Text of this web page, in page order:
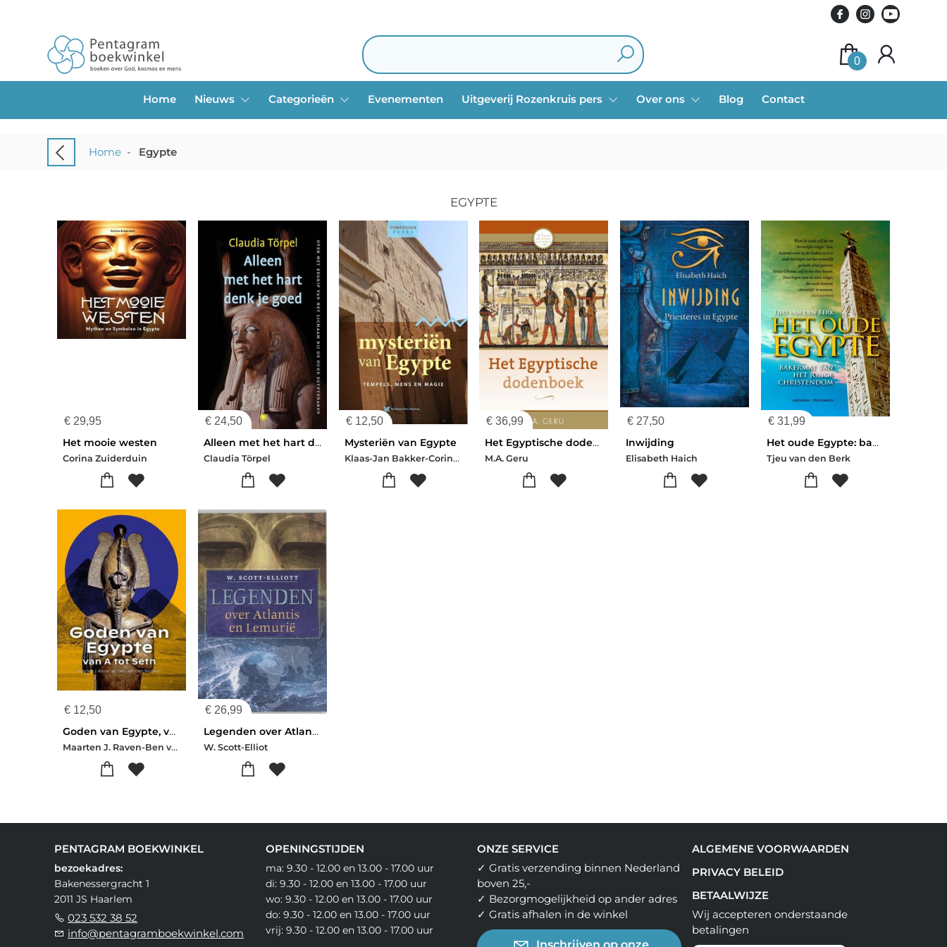
0
Home Nieuws Categorieën Evenementen Uitgeverij Rozenkruis pers Over ons Blog Contact
Home - Egypte
EGYPTE
€29,95
Het mooie westen
Corina Zuiderduin
€24,50
Alleen met het hart denk je goed
Claudia Törpel
€12,50
Mysteriën van Egypte
Klaas-Jan Bakker-Corina Zuiderduin-José van Emmerik-Peter Huijs
€ 36,99
Het Egyptische dodenboek
M.A. Geru
€ 27,50
Inwijding
Elisabeth Haich
€ 31,99
Het oude Egypte: bakermat van het jonge christendom
Tjeu van den Berk
€12,50
Goden van Egypte, van A tot Seth
Maarten J. Raven-Ben van den Bercken
€26,99
Legenden over Atlantis en Lemurië
W. Scott-Elliot
PENTAGRAM BOEKWINKEL
bezoekadres:
Bakenessergracht 1
2011 JS Haarlem
023 532 38 52
info@pentagramboekwinkel.com
OPENINGSTIJDEN
ma: 9.30 - 12.00 en 13.00 - 17.00 uur
di: 9.30 - 12.00 en 13.00 - 17.00 uur
wo: 9.30 - 12.00 en 13.00 - 17.00 uur
do: 9.30 - 12.00 en 13.00 - 17.00 uur
vrij: 9.30 - 12.00 en 13.00 - 17.00 uur
ONZE SERVICE
✓ Gratis verzending binnen Nederland
boven 25,-
✓ Bezorgmogelijkheid op ander adres
✓ Gratis afhalen in de winkel
ALGEMENE VOORWAARDEN
PRIVACY BELEID
BETAALWIJZE
Wij accepteren onderstaande
betalingen